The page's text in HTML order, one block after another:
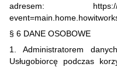
adresem: https://
§ 6 DANE OSOBOWE
1. Administratorem
Usługobiorcę podczas